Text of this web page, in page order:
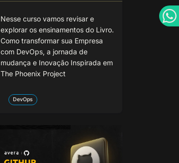
Nesse curso vamos revisar e
explorar os ensinamentos do Livro.
Como transformar sua Empresa
com DevOps, a jornada de
mudança e Inovação Inspirada em
The Phoenix Project
DevOps